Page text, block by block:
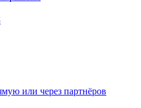
или через партнёров